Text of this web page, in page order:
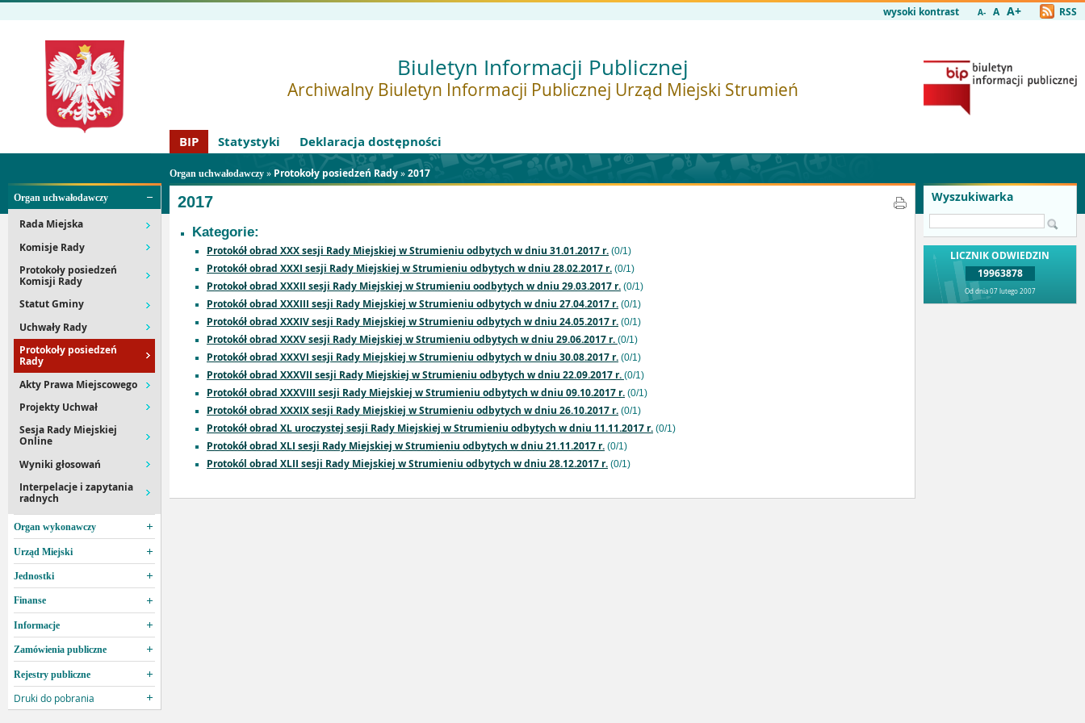
wysoki kontrast A- A A+ RSS
Biuletyn Informacji Publicznej
Archiwalny Biuletyn Informacji Publicznej Urząd Miejski Strumień
BIP Statystyki Deklaracja dostępności
Organ uchwałodawczy » Protokoły posiedzeń Rady»2017
Organ uchwałodawczy
Rada Miejska
Komisje Rady
Protokoły posiedzeń
Komisji Rady
Statut Gminy
Uchwały Rady
Protokoły posiedzeń
Rady
Akty Prawa Miejscowego
Projekty Uchwał
Sesja Rady Miejskiej
Online
Wyniki głosowań
Interpelacje i zapytania
radnych
Organ wykonawczy
Urząd Miejski
Jednostki
Finanse
Informacje
Zamówienia publiczne
Rejestry publiczne
Druki do pobrania
Wyszukiwarka
LICZNIK ODWIEDZIN
19963878
Od dnia 07 lutego 2007
2017
Kategorie:
Protokół obrad XXX sesji Rady Miejskiej w Strumieniu odbytych w dniu 31.01.2017 r. (0/1)
Protokół obrad XXXI sesji Rady Miejskiej w Strumieniu odbytych w dniu 28.02.2017 r. (0/1)
Protokoł obrad XXXII sesji Rady Miejskiej w Strumieniu oodbytych w dniu 29.03.2017 r. (0/1)
Protokół obrad XXXIII sesji Rady Miejskiej w Strumieniu odbytych w dniu 27.04.2017 r. (0/1)
Protokół obrad XXXIV sesji Rady Miejskiej w Strumieniu odbytych w dniu 24.05.2017 r. (0/1)
Protokół obrad XXXV sesji Rady Miejskiej w Strumieniu odbytych w dniu 29.06.2017 r. (0/1)
Protokół obrad XXXVI sesji Rady Miejskiej w Strumieniu odbytych w dniu 30.08.2017 r. (0/1)
Protokół obrad XXXVII sesji Rady Miejskiej w Strumieniu odbytych w dniu 22.09.2017 r. (0/1)
Protokół obrad XXXVIII sesji Rady Miejskiej w Strumieniu odbytych w dniu 09.10.2017 r. (0/1)
Protokół obrad XXXIX sesji Rady Miejskiej w Strumieniu odbytych w dniu 26.10.2017 r. (0/1)
Protokół obrad XL uroczystej sesji Rady Miejskiej w Strumieniu odbytych w dniu 11.11.2017 r. (0/1)
Protokół obrad XLI sesji Rady Miejskiej w Strumieniu odbytych w dniu 21.11.2017 r. (0/1)
Protokól obrad XLII sesji Rady Miejskiej w Strumieniu odbytych w dniu 28.12.2017 r. (0/1)